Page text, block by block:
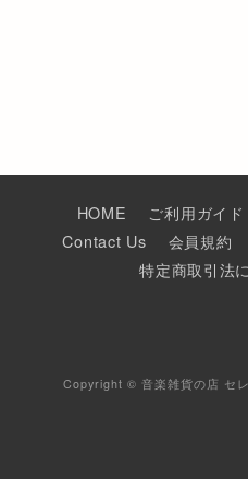
HOME ご利用ガイド
Contact Us
会員規約
特定商取引法
Copyright © 音楽雑貨の店 セ